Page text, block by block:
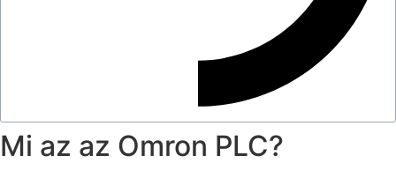
Mi az az Omron PLC?